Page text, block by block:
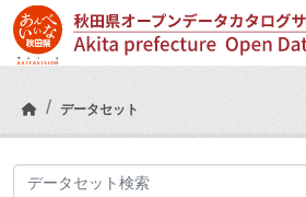
Skip to main content
データセット